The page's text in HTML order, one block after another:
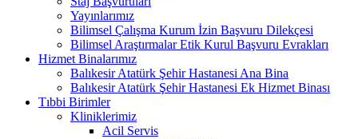
Yayınlarımız
Bilimsel Çalışma Kurum İzin Başvuru Dilekçesi
Bilimsel Araştırmalar Etik Kurul Başvuru Evrakları
Hizmet Binalarımız
Balıkesir Atatürk Şehir Hastanesi Ana Bina
Balıkesir Atatürk Şehir Hastanesi Ek Hizmet Binası
Tıbbi Birimler
Kliniklerimiz
Acil Servis